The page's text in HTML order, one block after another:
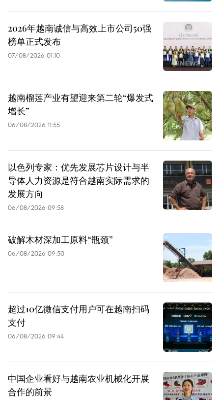
2026年越南诚信与高效上市公司50强
榜单正式发布
07/08/2026 01:10
越南榴莲产业有望迎来第二轮“爆发式
增长”
06/08/2026 11:55
以色列专家：优先发展芯片设计与半
导体人力资源是符合越南实际需求的
发展方向
06/08/2026 09:58
破解木材深加工原料“瓶颈”
06/08/2026 09:50
超过10亿微信支付用户可在越南扫码
支付
06/08/2026 09:44
中国企业看好与越南农业机械化开展
合作的前景